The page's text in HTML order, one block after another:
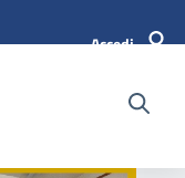
Accedi